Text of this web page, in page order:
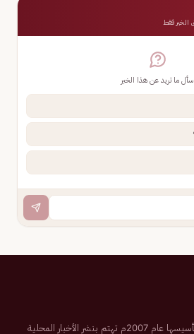
فقط
اسأل ما تريد عن هذا الخبر
صحيفة إلكترونية سعودية تم تأسيسها عام 2007م تهتم بنشر الأخبار المحلية